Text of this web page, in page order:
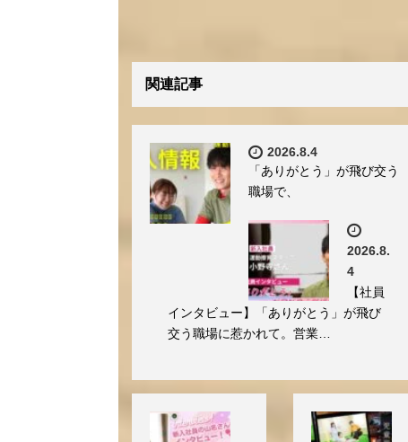
関連記事
2026.8.4
「ありがとう」が飛び交う
職場で、
2026.8.
4
【社員
インタビュー】「ありがとう」が飛び
交う職場に惹かれて。営業…